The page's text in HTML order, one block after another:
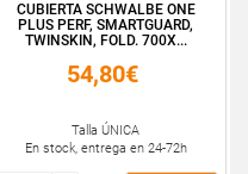
CUBIERTA SCHWALBE ONE
PLUS PERF, SMARTGUARD,
TWINSKIN, FOLD. 700X...
54,80€
Talla ÚNICA
En stock, entrega en 24-72h